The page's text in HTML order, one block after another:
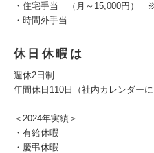
・住宅手当 （月～15,000円）
・時間外手当
休日休暇は
週休2日制
年間休日110日（社内カレンダーに
＜2024年実績＞
・有給休暇
・慶弔休暇